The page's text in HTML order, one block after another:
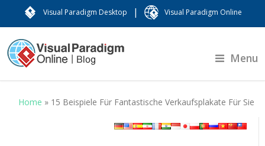
Visual Paradigm Desktop | Visual Paradigm Online
Menu
Home » 15 Beispiele Für Fantastische Verkaufsplakate Für Sie